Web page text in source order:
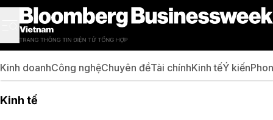
Kinh doanhCông nghệChuyên đềTài chínhKinh tếÝ kiến
Kinh tế